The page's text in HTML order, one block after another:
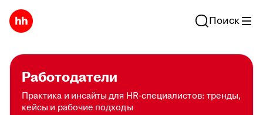
Поиск
Работодатели
Практика и инсайты для HR-специалистов: тренды,
кейсы и рабочие подходы